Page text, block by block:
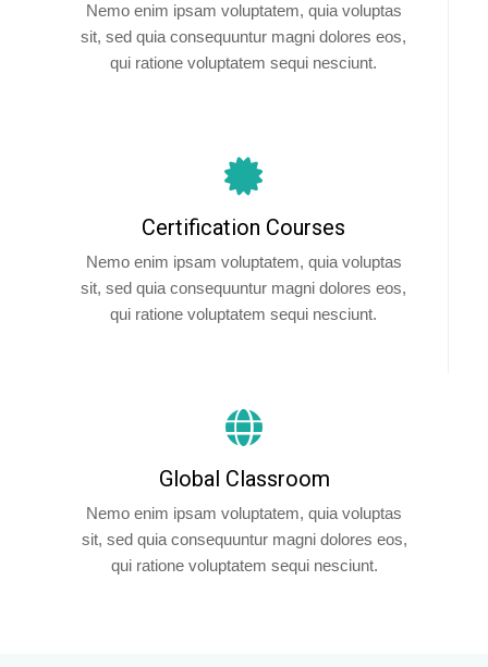
Nemo enim ipsam voluptatem, quia voluptas
sit, sed quia consequuntur magni dolores eos,
qui ratione voluptatem sequi nesciunt.
Certification Courses
Nemo enim ipsam voluptatem, quia voluptas
sit, sed quia consequuntur magni dolores eos,
qui ratione voluptatem sequi nesciunt.
Global Classroom
Nemo enim ipsam voluptatem, quia voluptas
sit, sed quia consequuntur magni dolores eos,
qui ratione voluptatem sequi nesciunt.